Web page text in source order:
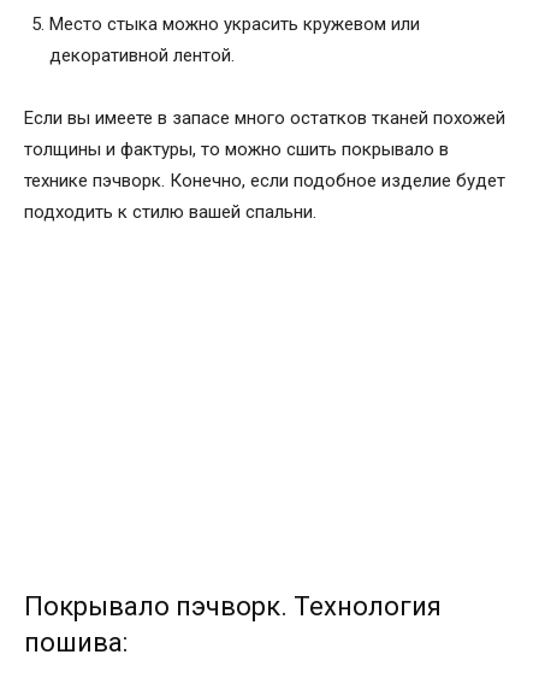
Место стыка можно украсить кружевом или
декоративной лентой.
Если вы имеете в запасе много остатков тканей похожей
толщины и фактуры, то можно сшить покрывало в
технике пэчворк. Конечно, если подобное изделие будет
подходить к стилю вашей спальни.
Покрывало пэчворк. Технология
пошива: